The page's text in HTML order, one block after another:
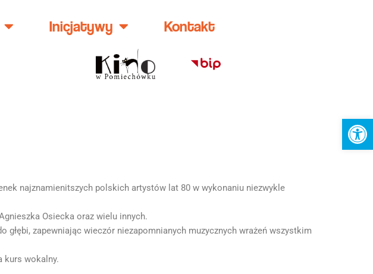
Inicjatywy Kontakt
najznamienitszych polskich artystów lat 80 w wykonaniu niezwykle
Osiecka oraz wielu innych.
głębi, zapewniając wieczór niezapomnianych muzycznych wrażeń wszystkim
kurs wokalny.